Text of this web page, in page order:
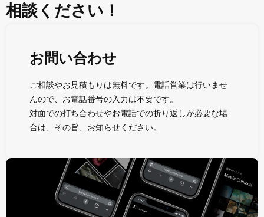
相談ください！
お問い合わせ
ご相談やお見積もりは無料です。電話営業は行いませ
んので、お電話番号の入力は不要です。
対面での打ち合わせやお電話での折り返しが必要な場
合は、その旨、お知らせください。